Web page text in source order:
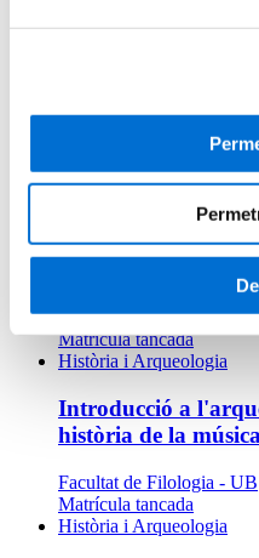
Història i Arqueologia
Història i cultura
Mobilització social i
Interseccionalitat i
educatives i socials
IL3 - Universitat de
Matrícula tancada
Història i Arqueologia
Introducció a
història de la música
Facultat de Filologia - UB
Matrícula tancada
Història i Arqueologia